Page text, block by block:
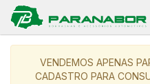
VENDEMOS APENAS
CADASTRO PARA